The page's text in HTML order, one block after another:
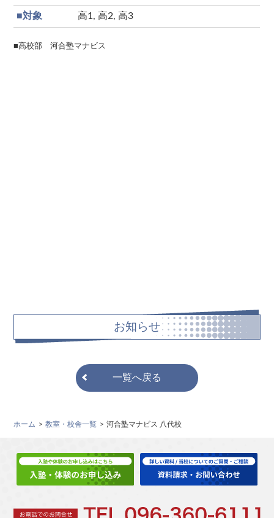
■対象 高1, 高2, 高3
■高校部 河合塾マナビス
お知らせ
一覧へ戻る
ホーム 教室・校舎一覧 河合塾マナビス 八代校